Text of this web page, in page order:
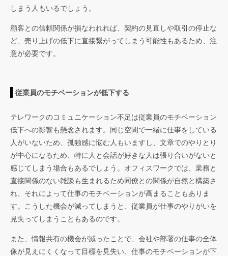
しまう人もいるでしょう。
顧客との信頼関係が損なわれれば、契約の見直しや取引の停止な
ど、売り上げの低下に直接繋がってしまう可能性もあるため、注
意が必要です。
従業員のモチベーションが低下する
テレワークのコミュニケーション不足は従業員のモチベーション
低下への影響も懸念されます。同じ空間で一緒に仕事をしている
人がいないため、孤独感に悩む人もいますし、文章でのやりとり
が中心になるため、特に人と会話が好きな人は張り合いがないと
感じてしまう場合もあるでしょう。オフィスワークでは、業務と
直接関係のない雑談も生まれるため同僚との関係が自然と構築さ
れ、それによって仕事のモチベーションが高まることもありま
す。こうした機会が減ってしまうと、従業員が仕事のやりがいを
見失ってしまうこともあるのです。
また、情報共有の機会が減ったことで、会社や部署の仕事の全体
像が見えにくくなって目標を見失い、仕事のモチベーションが下